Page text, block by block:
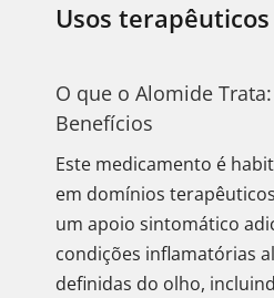
Usos
O que o Alomide
Benefícios
Este medicamento é
em domínios
um apoio sintomático
condições inflamatórias
definidas do olho,